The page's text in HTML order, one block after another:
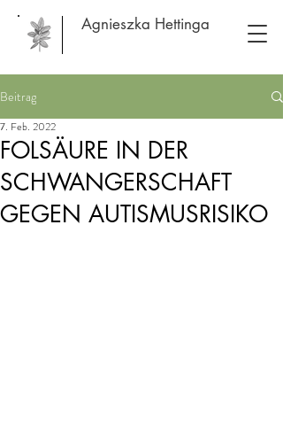
Agnieszka Hettinga
Beitrag
FOLSÄURE IN DER
SCHWANGERSCHAFT
GEGEN AUTISMUSRISIKO
7. Feb. 2022